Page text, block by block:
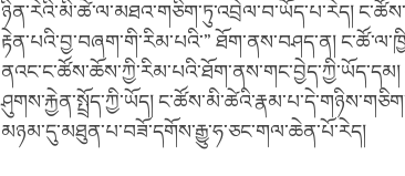
ཉིན་རེའི་མི་ཚེ་ལ་མཐའ་གཅིག་ཏུ་འབྲེལ་བ་ཡོད་པ་རེད།
རྟེན་པའི་བྱ་བཞག་གི་རིམ་པའི་” ཐོག་ནས་བཤད་ན།
ཤུགས་རྐྱེན་སྤྲོད་ཀྱི་ཡོད།
མཉམ་དུ་མཐུན་པ་བཟོ་དགོས་རྒྱུ་ཧ་ཅང་གལ་ཆེན་པོ་རེད།